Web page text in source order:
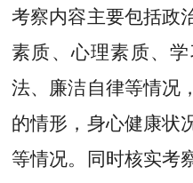
考察内容主要包括政
素质、心理素质、
法、廉洁自律等情况
的情形，身心健康状
等情况。同时核实考